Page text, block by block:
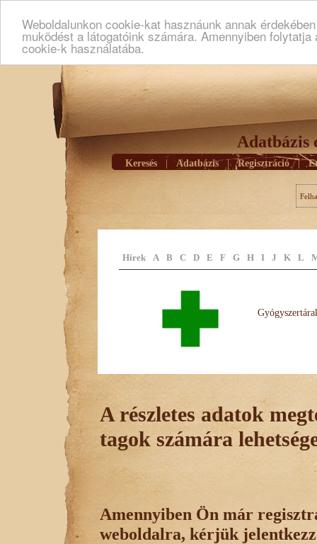
Weboldalunkon cookie-kat hasznáunk annak
muködést a látogatóink számára. Amennyiben
cookie-k használatába.
Adatbázis
Keresés Adatbázis | Regisztráció |
Hírek A B C D E F G H I J K L
A részletes adatok
tagok számára
Amennyiben Ön már
weboldalra, kérjük